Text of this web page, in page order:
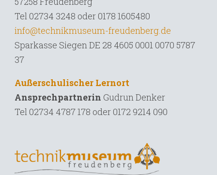
Tel 02734 3248 oder 0178 1605480
info@technikmuseum-freudenberg.de
Sparkasse Siegen DE 28 4605 0001 0070 5787
37
Außerschulischer Lernort
Ansprechpartnerin Gudrun Denker
Tel 02734 4787 178 oder 0172 9214 090